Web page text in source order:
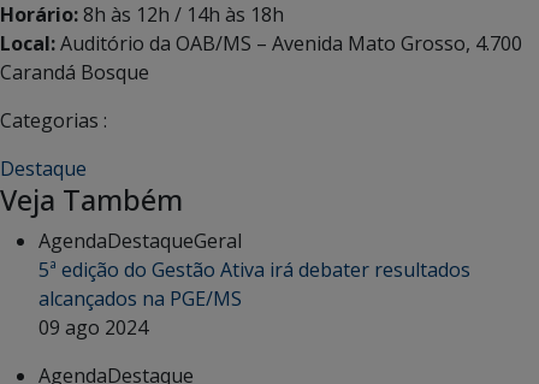
Horário:8h às 12h / 14h às 18h
Local:Auditório da OAB/MS – Avenida Mato Grosso, 4.700
Carandá Bosque
Categorias :
Destaque
Veja Também
AgendaDestaqueGeral
5ª edição do Gestão Ativa irá debater resultados
alcançados na PGE/MS
09 ago 2024
AgendaDestaque